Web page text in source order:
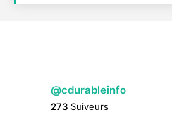
@cdurableinfo
273 Suiveurs